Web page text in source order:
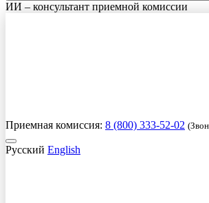
ИИ – консультант приемной комиссии
Приемная комиссия: 8 (800) 333-52-02
Русский English